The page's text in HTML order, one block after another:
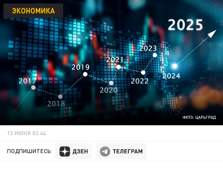
ФОТО: ЦАРЬГРАД
ЭКОНОМИКА
13 ИЮНЯ 03:44
ПОДПИШИТЕСЬ: